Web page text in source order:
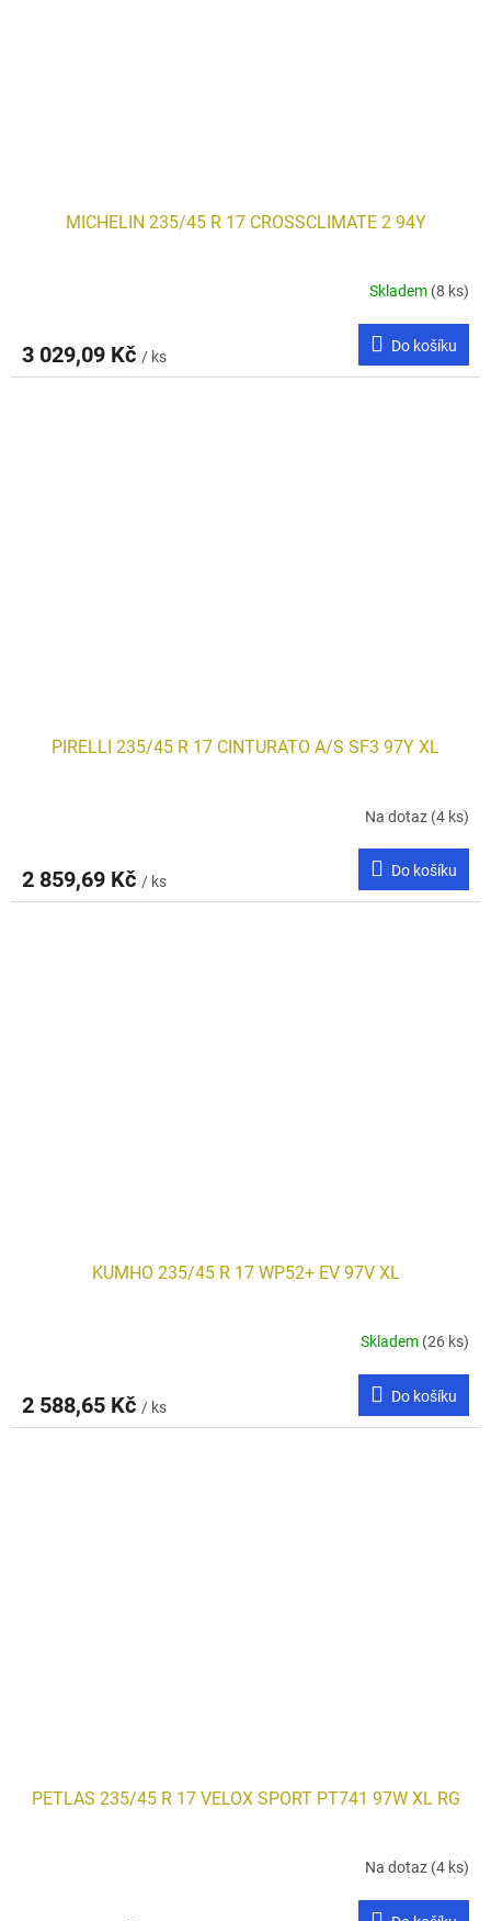
MICHELIN 235/45 R 17 CROSSCLIMATE 2 94Y
Skladem (8 ks)
3 029,09 Kč / ks
Do košíku
PIRELLI 235/45 R 17 CINTURATO A/S SF3 97Y XL
Na dotaz (4 ks)
2 859,69 Kč / ks
Do košíku
KUMHO 235/45 R 17 WP52+ EV 97V XL
Skladem (26 ks)
2 588,65 Kč / ks
Do košíku
PETLAS 235/45 R 17 VELOX SPORT PT741 97W XL RG
Na dotaz (4 ks)